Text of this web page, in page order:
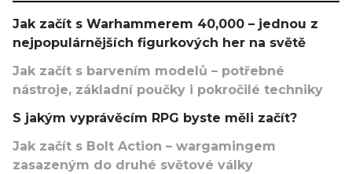
Jak začít s Warhammerem 40,000 – jednou z
nejpopulárnějších figurkových her na světě
Jak začít s barvením modelů – potřebné
nástroje, základní poučky i pokročilé techniky
S jakým vyprávěcím RPG byste měli začít?
Jak začít s Bolt Action – wargamingem
zasazeným do druhé světové války